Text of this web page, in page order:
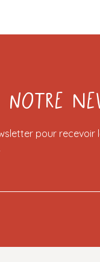
notre
pour recevoir